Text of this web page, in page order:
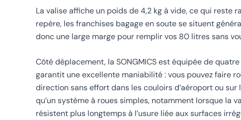
La valise affiche un poids de 4,2 kg à vide, ce qui
repère, les franchises bagage en soute se situent
donc une large marge pour remplir vos 80 litres sans
Côté déplacement, la SONGMICS est équipée de
garantit une excellente maniabilité : vous pouvez faire
direction sans effort dans les couloirs d’aéroport ou
qu’un système à roues simples, notamment lorsque la
résistent plus longtemps à l’usure liée aux surfaces